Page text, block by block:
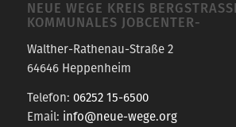
NEUE WEGE KREIS
OMMUNALES JOBCENTER-
Walther-Rathenau-Straße 2
64646 Heppenheim
Telefon: 06252 15-6500
Email: info@neue-wege.org